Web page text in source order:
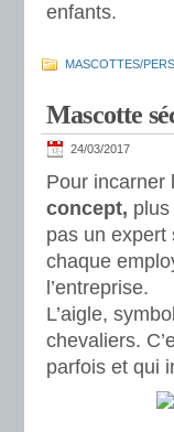
enfants.
MASCOTTES/
Mascotte
24/03/2017
Pour incarner
concept, plus
pas un expert
chaque
l’entreprise.
L’aigle,
chevaliers.
parfois et qui